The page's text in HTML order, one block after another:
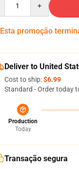
Esta promoção
Deliver to United
Cost to ship:$6.99
Standard - Order today
Production
Today
Transação segura